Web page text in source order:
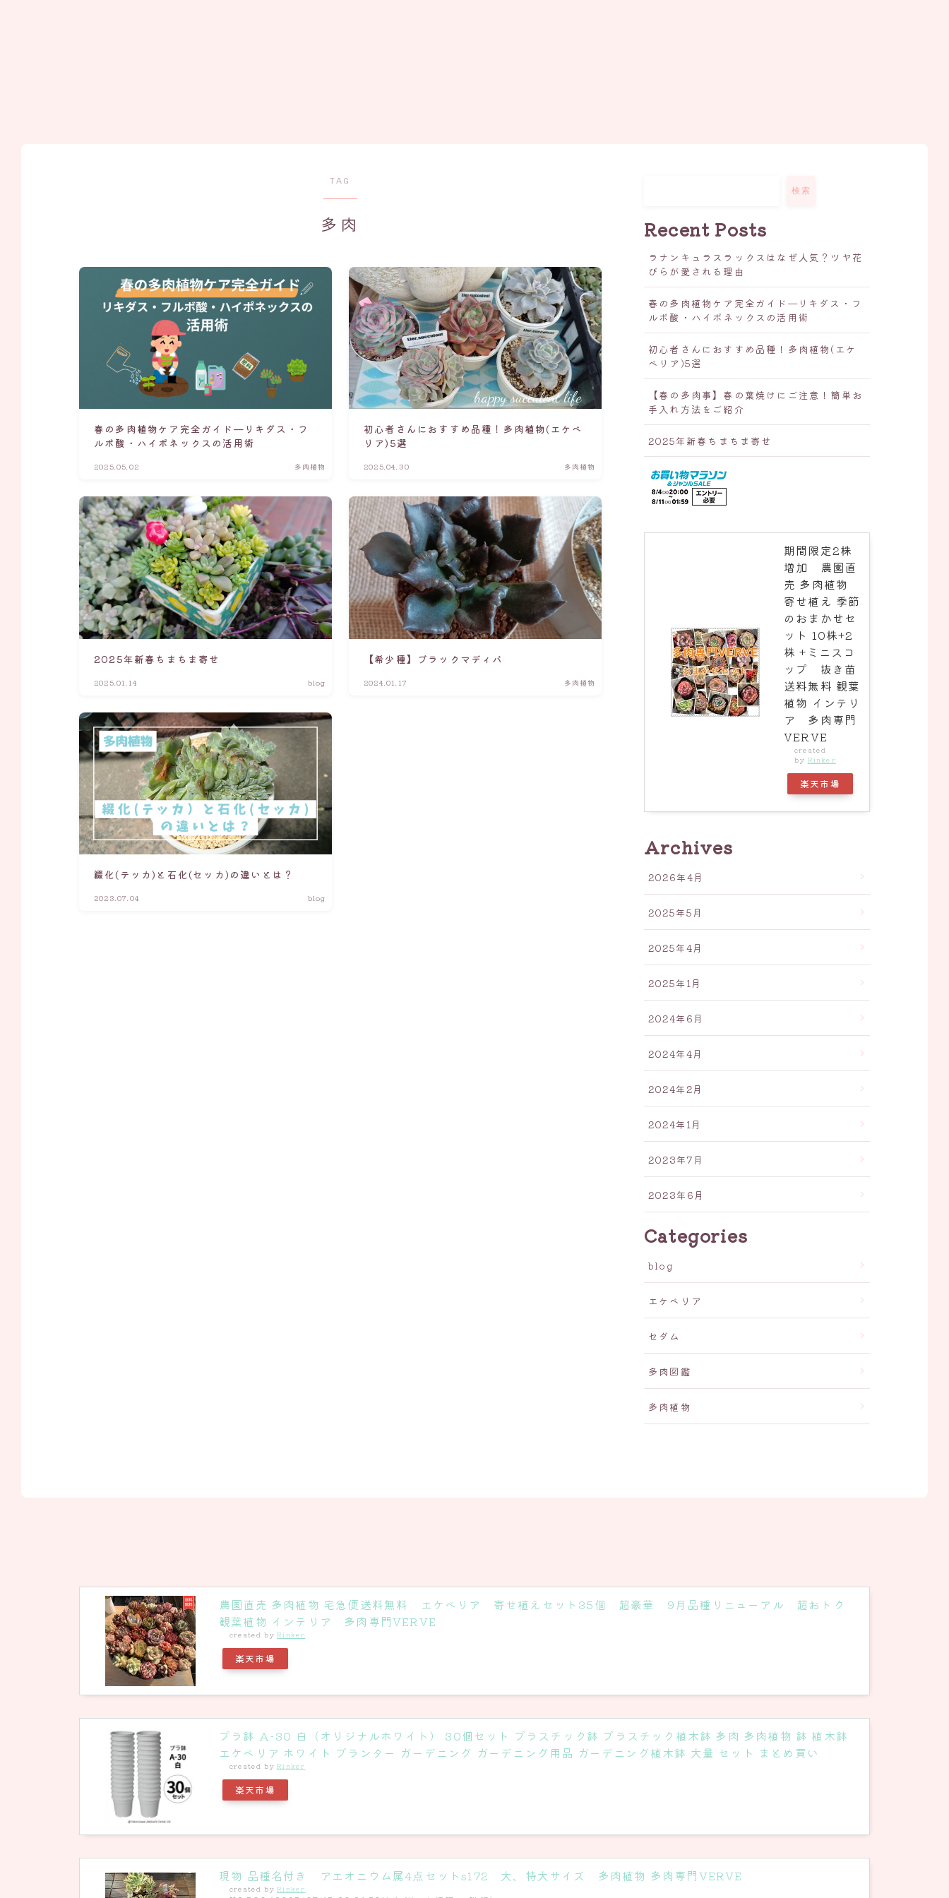
TAG
多肉
春の多肉植物ケア完全ガイド—リキダス・フ
ルボ酸・ハイポネックスの活用術
2025.05.02 多肉植物
初心者さんにおすすめ品種！多肉植物(エケベ
リア)5選
2025.04.30 多肉植物
2025年新春ちまちま寄せ
2025.01.14 blog
【希少種】ブラックマディバ
2024.01.17 多肉植物
綴化(テッカ)と石化(セッカ)の違いとは？
2023.07.04 blog
検索
Recent Posts
ラナンキュラスラックスはなぜ人気？ツヤ花
びらが愛される理由
春の多肉植物ケア完全ガイド—リキダス・フ
ルボ酸・ハイポネックスの活用術
初心者さんにおすすめ品種！多肉植物(エケ
ベリア)5選
【春の多肉事】春の葉焼けにご注意！簡単お
手入れ方法をご紹介
2025年新春ちまちま寄せ
期間限定2株
増加 農園直
売 多肉植物
寄せ植え 季節
のおまかせセ
ット 10株+2
株 +ミニスコ
ップ 抜き苗
送料無料 観葉
植物 インテリ
ア 多肉専門
VERVE
created
by Rinker
楽天市場
Archives
2026年4月
2025年5月
2025年4月
2025年1月
2024年6月
2024年4月
2024年2月
2024年1月
2023年7月
2023年6月
Categories
blog
エケベリア
セダム
多肉図鑑
多肉植物
農園直売 多肉植物 宅急便送料無料 エケベリア 寄せ植えセット35個 超豪華 9月品種リニューアル 超おトク
観葉植物 インテリア 多肉専門VERVE
created byRinker
楽天市場
プラ鉢 A-30 白（オリジナルホワイト） 30個セット プラスチック鉢 プラスチック植木鉢 多肉 多肉植物 鉢 植木鉢
エケベリア ホワイト プランター ガーデニング ガーデニング用品 ガーデニング植木鉢 大量 セット まとめ買い
created byRinker
楽天市場
現物 品種名付き アエオニウム属4点セットs172 大、特大サイズ 多肉植物 多肉専門VERVE
created byRinker